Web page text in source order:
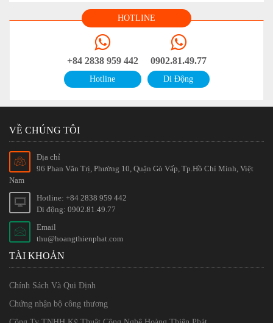
HOTLINE
+84 2838 959 442
Hotline
0902.81.49.77
Di Động
VỀ CHÚNG TÔI
Địa chỉ
96 Phan Văn Trị, Phường 10, Quận Gò Vấp, Tp.Hồ Chí Minh, Việt
Nam
Hotline: +84 2838 959 442
Di động: 0902.81.49.77
Email
thu@hoangthienphat.com
TÀI KHOẢN
Chính Sách Và Qui Định
Chứng nhận bộ công thương